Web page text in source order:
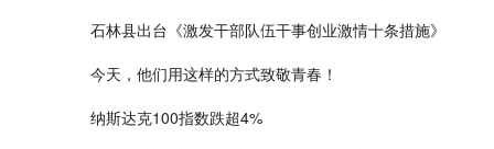
石林县出台《激发干部队伍干事创业激情十条措施》
今天，他们用这样的方式致敬青春！
纳斯达克100指数跌超4%